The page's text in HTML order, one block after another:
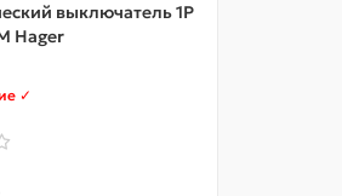
выключатель 1P
Hager
✓